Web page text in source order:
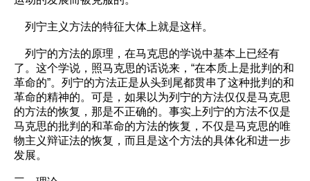
列宁主义方法的特征大体上就是这样。
列宁的方法的原理，在马克思的学说中基本上已经有
了。这个学说，照马克思的话说来，“在本质上是批判的和
革命的”。列宁的方法正是从头到尾都贯串了这种批判的和
革命的精神的。可是，如果以为列宁的方法仅仅是马克思
的方法的恢复，那是不正确的。事实上列宁的方法不仅是
马克思的批判的和革命的方法的恢复，不仅是马克思的唯
物主义辩证法的恢复，而且是这个方法的具体化和进一步
发展。